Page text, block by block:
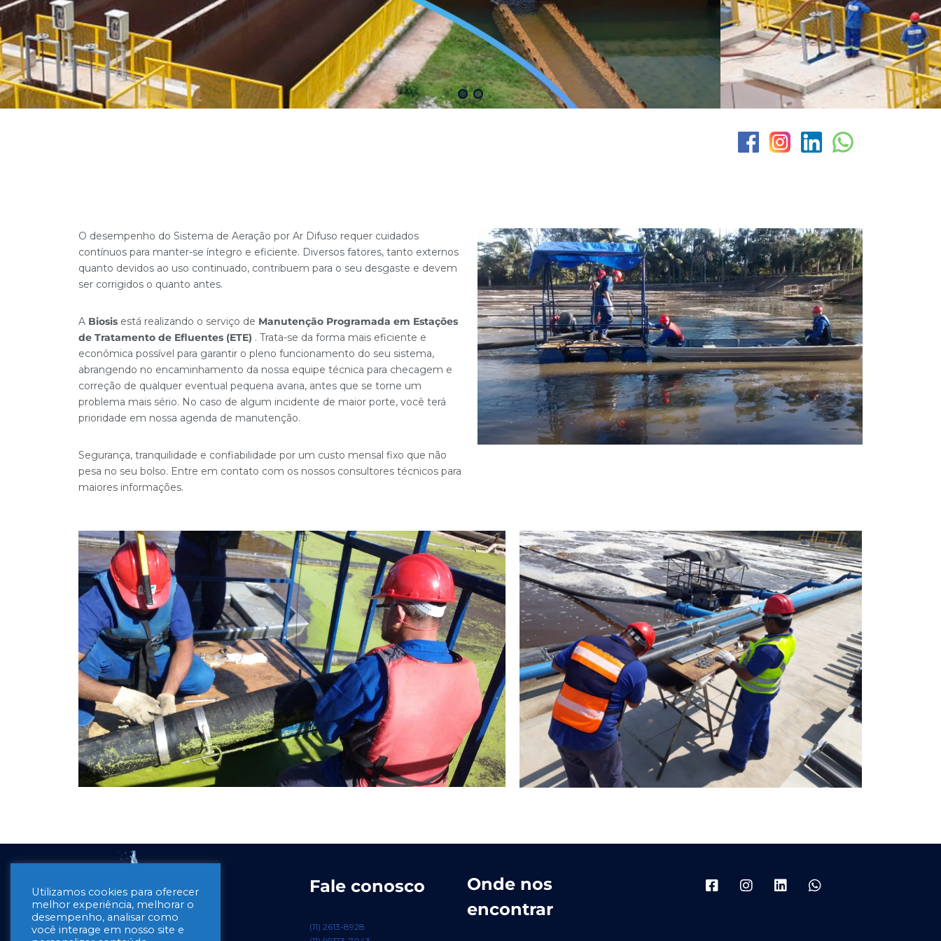
O desempenho do Sistema de Aeração por Ar Difuso requer cuidados
contínuos para manter-se íntegro e eficiente. Diversos fatores, tanto externos
quanto devidos ao uso continuado, contribuem para o seu desgaste e devem
ser corrigidos o quanto antes.
A Biosis está realizando o serviço de Manutenção Programada em Estações
de Tratamento de Efluentes (ETE) . Trata-se da forma mais eficiente e
econômica possível para garantir o pleno funcionamento do seu sistema,
abrangendo no encaminhamento da nossa equipe técnica para checagem e
correção de qualquer eventual pequena avaria, antes que se torne um
problema mais sério. No caso de algum incidente de maior porte, você terá
prioridade em nossa agenda de manutenção.
Segurança, tranquilidade e confiabilidade por um custo mensal fixo que não
pesa no seu bolso. Entre em contato com os nossos consultores técnicos para
maiores informações.
Fale conosco
(11) 2613-8928
Onde nos
encontrar
Utilizamos cookies para oferecer
melhor experiência, melhorar o
desempenho, analisar como
você interage em nosso site e